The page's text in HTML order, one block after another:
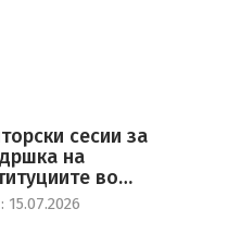
сесии за
на
во
на родово
буџетирање
15.07.2026